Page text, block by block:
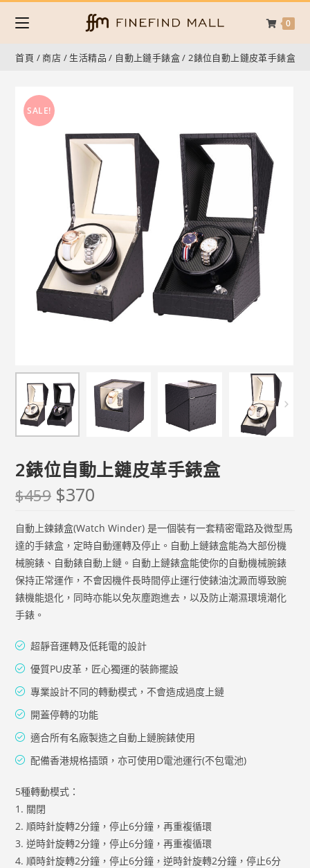
0
首頁 /商店 / 生活精品 / 自動上鏈手錶盒/2錶位自動上鏈皮革手錶盒
SALE!
2錶位自動上鏈皮革手錶盒
$459 $370
自動上鍊錶盒(Watch Winder) 是一個裝有一套精密電路及微型馬
達的手錶盒，定時自動運轉及停止。自動上鏈錶盒能為大部份機
械腕錶、自動錶自動上鏈。自動上鏈錶盒能使你的自動機械腕錶
保持正常運作，不會因機件長時間停止運行使錶油沈澱而導致腕
錶機能退化，同時亦能以免灰塵跑進去，以及防止潮濕環境潮化
手錶。
超靜音運轉及低耗電的設計
優質PU皮革，匠心獨運的裝飾擺設
專業設計不同的轉動模式，不會造成過度上鏈
開蓋停轉的功能
適合所有名廠製造之自動上鏈腕錶使用
配備香港規格插頭，亦可使用D電池運行(不包電池)
5種轉動模式：
1. 關閉
2. 順時針旋轉2分鐘，停止6分鐘，再重複循環
3. 逆時針旋轉2分鐘，停止6分鐘，再重複循環
4. 順時針旋轉2分鐘，停止6分鐘，逆時針旋轉2分鐘，停止6分